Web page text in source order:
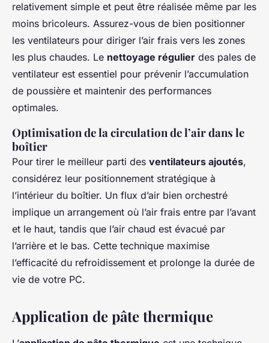
relativement simple et peut être réalisée même par les
moins bricoleurs. Assurez-vous de bien positionner
les ventilateurs pour diriger l’air frais vers les zones
les plus chaudes. Le nettoyage régulier des pales de
ventilateur est essentiel pour prévenir l’accumulation
de poussière et maintenir des performances
optimales.
Optimisation de la circulation de l’air dans le
boîtier
Pour tirer le meilleur parti des ventilateurs ajoutés,
considérez leur positionnement stratégique à
l’intérieur du boîtier. Un flux d’air bien orchestré
implique un arrangement où l’air frais entre par l’avant
et le haut, tandis que l’air chaud est évacué par
l’arrière et le bas. Cette technique maximise
l’efficacité du refroidissement et prolonge la durée de
vie de votre PC.
Application de pâte thermique